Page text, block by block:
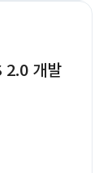
2.0 개발